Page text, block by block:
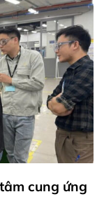
cung ứng